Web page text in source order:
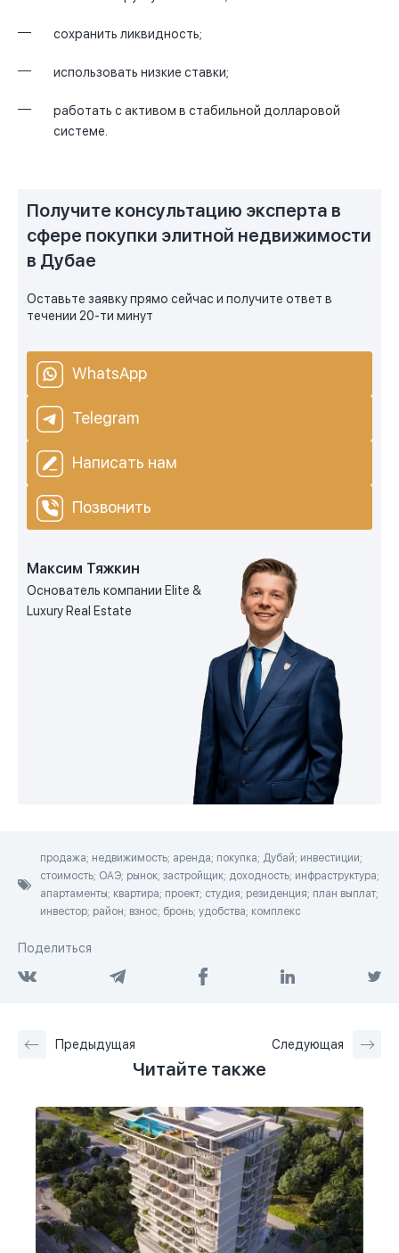
сохранить ликвидность;
использовать низкие ставки;
работать с активом в стабильной долларовой
системе.
Получите консультацию эксперта в
сфере покупки элитной недвижимости
в Дубае
Оставьте заявку прямо сейчас и получите ответ в
течении 20-ти минут
WhatsApp
Telegram
Написать нам
Позвонить
Максим Тяжкин
Основатель компании Elite &
Luxury Real Estate
продажа; недвижимость; аренда; покупка; Дубай; инвестиции;
стоимость; ОАЭ; рынок; застройщик; доходность; инфраструктура;
апартаменты; квартира; проект; студия; резиденция; план выплат;
инвестор; район; взнос; бронь; удобства; комплекс
Поделиться
Предыдущая Следующая
Читайте также